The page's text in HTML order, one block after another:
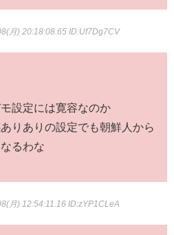
月) 20:18:08.65 ID:Uf7Dg7CV
設定には寛容なのか
りありの設定でも朝鮮人から
るわな
月) 12:54:11.16 ID:zYP1CLeA